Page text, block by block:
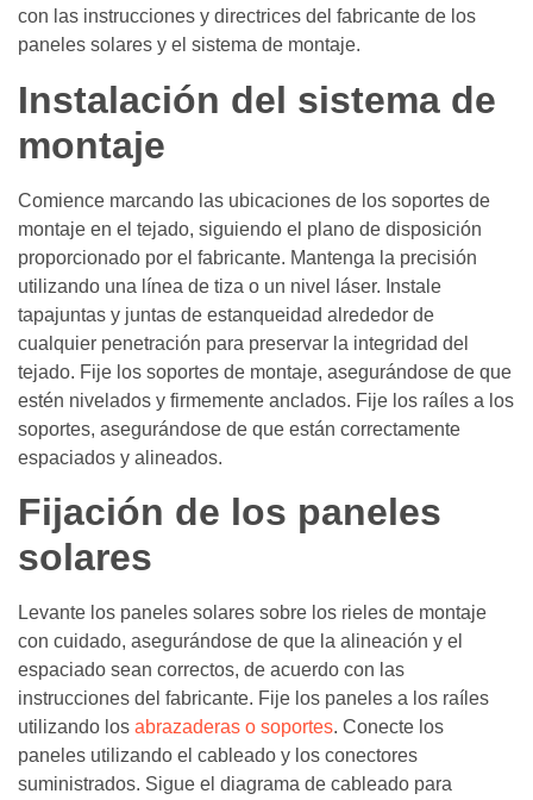
con las instrucciones y directrices del fabricante de los
paneles solares y el sistema de montaje.
Instalación del sistema de
montaje
Comience marcando las ubicaciones de los soportes de
montaje en el tejado, siguiendo el plano de disposición
proporcionado por el fabricante. Mantenga la precisión
utilizando una línea de tiza o un nivel láser. Instale
tapajuntas y juntas de estanqueidad alrededor de
cualquier penetración para preservar la integridad del
tejado. Fije los soportes de montaje, asegurándose de que
estén nivelados y firmemente anclados. Fije los raíles a los
soportes, asegurándose de que están correctamente
espaciados y alineados.
Fijación de los paneles
solares
Levante los paneles solares sobre los rieles de montaje
con cuidado, asegurándose de que la alineación y el
espaciado sean correctos, de acuerdo con las
instrucciones del fabricante. Fije los paneles a los raíles
utilizando los abrazaderas o soportes. Conecte los
paneles utilizando el cableado y los conectores
suministrados. Sigue el diagrama de cableado para